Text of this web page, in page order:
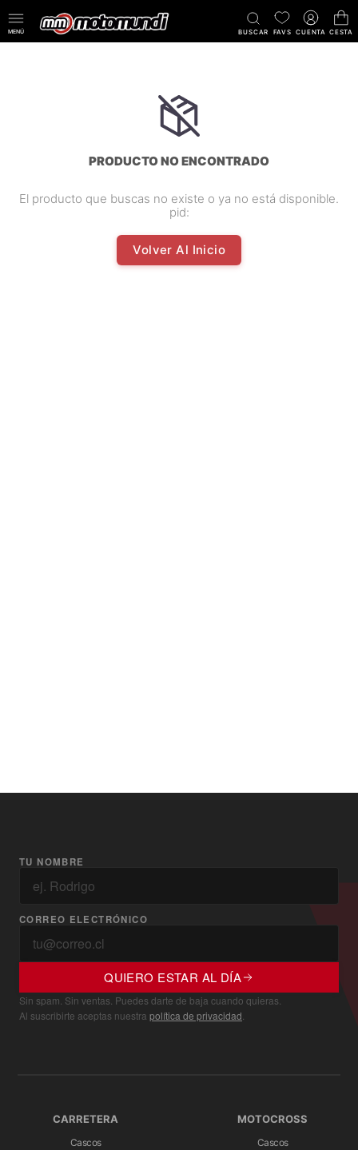
MENÚ BUSCAR FAVS CUENTA CESTA
PRODUCTO NO ENCONTRADO
El producto que buscas no existe o ya no está disponible.
pid:
Volver Al Inicio
TU NOMBRE
CORREO ELECTRÓNICO
QUIERO ESTAR AL DÍA
Sin spam. Sin ventas. Puedes darte de baja cuando quieras.
Al suscribirte aceptas nuestra política de privacidad
CARRETERA
Cascos
MOTOCROSS
Cascos